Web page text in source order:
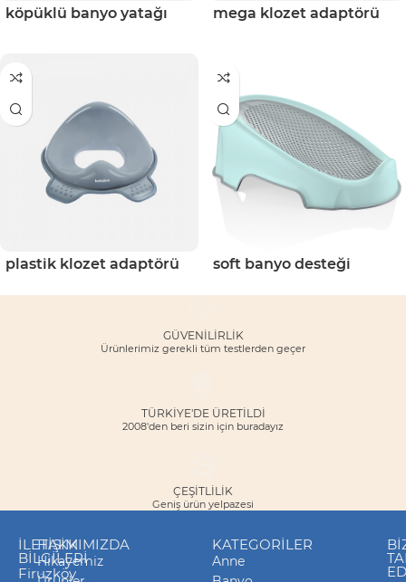
köpüklü banyo yatağı mega klozet adaptörü
plastik klozet adaptörü soft banyo desteği
GÜVENILIRLIK
Ürünlerimiz gerekli tüm testlerden geçer
TÜRKİYE'DE ÜRETİLDİ
2008'den beri sizin için buradayız
ÇEŞITLILIK
Geniş ürün yelpazesi
İLETIŞIM
BILGILERI
Firuzköy
HAKKIMIZDA
Hikayemiz
KATEGORILER
Anne